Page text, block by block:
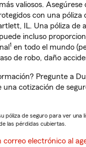
valiosos.
con una póliza
IL. Una póliza de
incluso
1 en todo el mundo
de robo, daño
Pregunte a
una cotización de
póliza de seguro para ver una
las pérdidas cubiertas.
correo electrónico al